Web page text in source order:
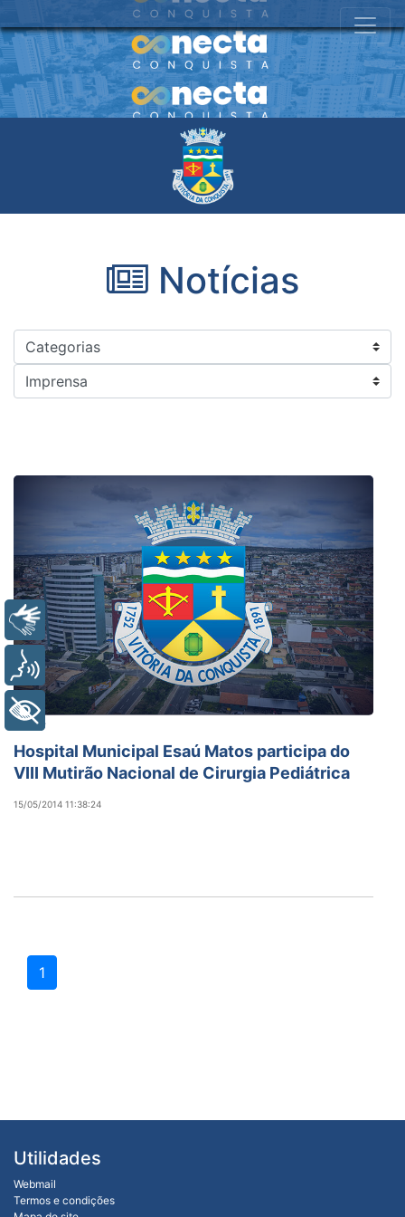
Notícias
Saúde
Hospital Municipal Esaú Matos participa do
VIII Mutirão Nacional de Cirurgia Pediátrica
15/05/2014 11:38:24
1
Utilidades
Webmail
Termos e condições
Libras
Voz
+ Acessibilidade